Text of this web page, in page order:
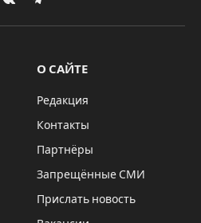
VKontakteTelegram
О САЙТЕ
Редакция
Контакты
Партнёры
Запрещённые СМИ
Прислать новость